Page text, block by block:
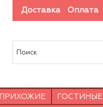
Доставка Оплата
ПРИХОЖИЕ ГОСТИНЫЕ